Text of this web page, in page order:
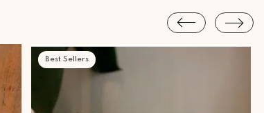
Best Sellers